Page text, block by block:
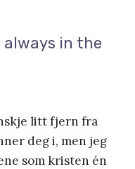
always in the
litt fjern fra
deg i, men jeg
som kristen én